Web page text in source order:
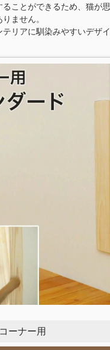
ることができるため、猫が
ません。
リアに馴染みやすいデザ
ーナー用